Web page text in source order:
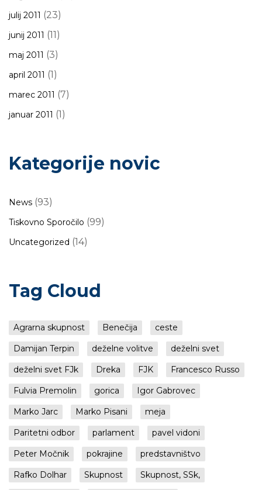
julij 2011 (23)
junij 2011 (11)
maj 2011 (3)
april 2011 (1)
marec 2011 (7)
januar 2011 (1)
Kategorije novic
News (93)
Tiskovno Sporočilo (99)
Uncategorized (14)
Tag Cloud
Agrarna skupnost Benečija
ceste
Damijan Terpin
deželne volitve
deželni svet
deželni svet FJk
Dreka FJK
Francesco Russo
Fulvia Premolin
gorica
Igor Gabrovec
Marko Jarc
Marko Pisani
meja
Paritetni odbor
parlament
pavel vidoni
Peter Močnik
pokrajine
predstavništvo
Rafko Dolhar
Skupnost
Skupnost, SSk,